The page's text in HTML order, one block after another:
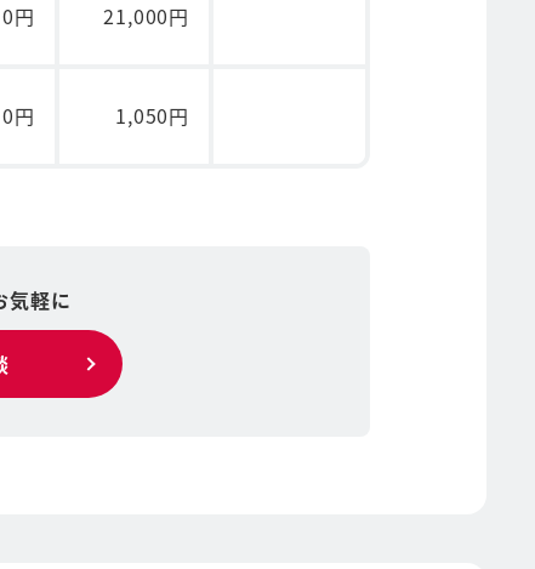
0円 21,000円
0円 1,050円
気軽に